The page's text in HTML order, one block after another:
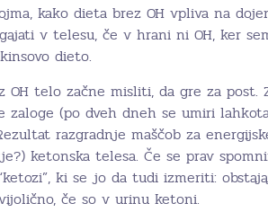
kako dieta brez OH vpliva na
v telesu, če v hrani ni OH, ker
dieto.
OH telo začne misliti, da gre za post.
zaloge (po dveh dneh se umiri
razgradnje maščob za
ketonska telesa. Če se prav
ki se jo da tudi izmeriti:
če so v urinu ketoni.